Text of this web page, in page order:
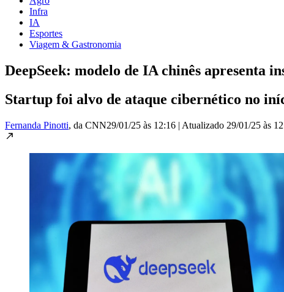
Infra
IA
Esportes
Viagem & Gastronomia
DeepSeek: modelo de IA chinês apresenta
Startup foi alvo de ataque cibernético no
Fernanda Pinotti, da CNN29/01/25 às 12:16 | Atualizado 29/01/25 às